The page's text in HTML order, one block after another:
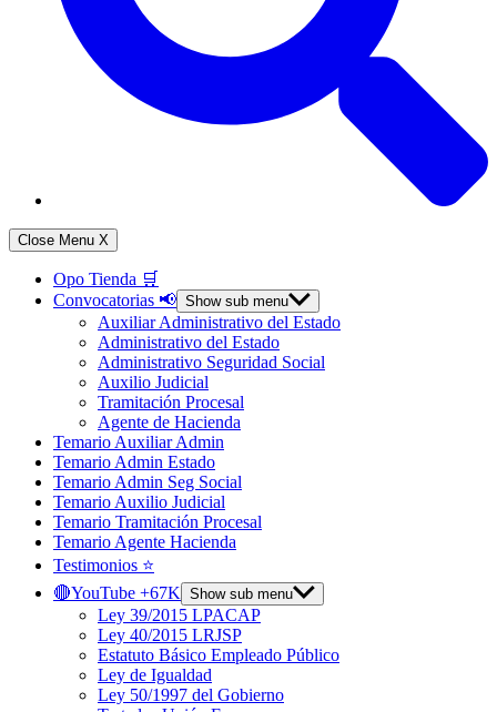
Close Menu X
Opo Tienda 🛒
Convocatorias 📢 Show sub menu
Auxiliar Administrativo del Estado
Administrativo del Estado
Administrativo Seguridad Social
Auxilio Judicial
Tramitación Procesal
Agente de Hacienda
Temario Auxiliar Admin
Temario Admin Estado
Temario Admin Seg Social
Temario Auxilio Judicial
Temario Tramitación Procesal
Temario Agente Hacienda
Testimonios ⭐️
🔴YouTube +67K Show sub menu
Ley 39/2015 LPACAP
Ley 40/2015 LRJSP
Estatuto Básico Empleado Público
Ley de Igualdad
Ley 50/1997 del Gobierno